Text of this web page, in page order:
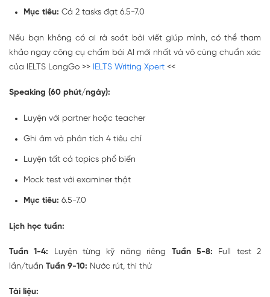
Mục tiêu: Cả 2 tasks đạt 6.5-7.0
Nếu bạn không có ai rà soát bài viết giúp mình, có thể tham
khảo ngay công cụ chấm bài AI mới nhất và vô cùng chuẩn xác
của IELTS LangGo >> IELTS Writing Xpert <<
Speaking (60 phút/ngày):
Luyện với partner hoặc teacher
Ghi âm và phân tích 4 tiêu chí
Luyện tất cả topics phổ biến
Mock test với examiner thật
Mục tiêu: 6.5-7.0
Lịch học tuần:
Tuần 1-4: Luyện từng kỹ năng riêng Tuần 5-8: Full test 2
lần/tuần Tuần 9-10: Nước rút, thi thử
Tài liệu: